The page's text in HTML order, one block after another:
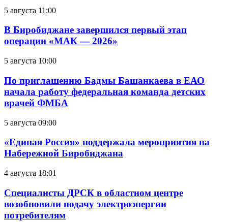
5 августа 11:00
В Биробиджане завершился первый этап
операции «МАК — 2026»
5 августа 10:00
По приглашению Бадмы Башанкаева в ЕАО
начала работу федеральная команда детских
врачей ФМБА
5 августа 09:00
«Единая Россия» поддержала мероприятия на
Набережной Биробиджана
4 августа 18:01
Специалисты ДРСК в областном центре
возобновили подачу электроэнергии
потребителям